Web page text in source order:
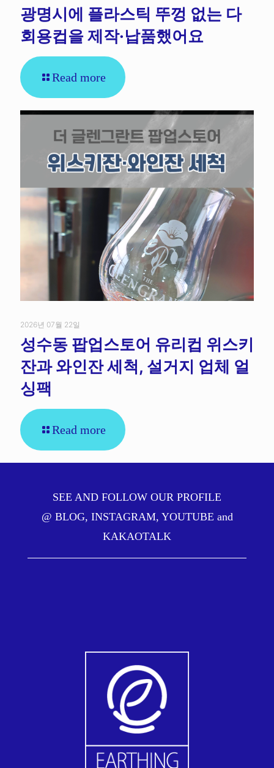
광명시에 플라스틱 뚜껑 없는 다
회용컵을 제작·납품했어요
Read more
2026년 07월 22일
성수동 팝업스토어 유리컵 위스키
잔과 와인잔 세척, 설거지 업체 얼
싱팩
Read more
SEE AND FOLLOW OUR PROFILE
@ BLOG, INSTAGRAM, YOUTUBE and
KAKAOTALK